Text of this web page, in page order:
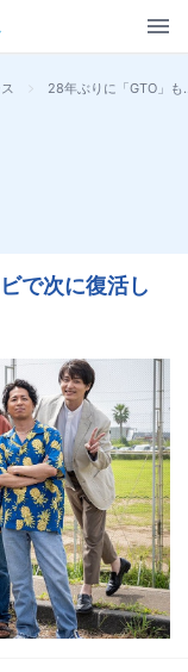
> 28年ぶりに「GTO」
で次に復活し